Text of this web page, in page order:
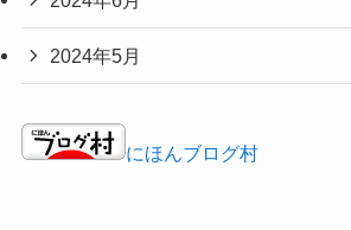
2024年5月
にほんブログ村